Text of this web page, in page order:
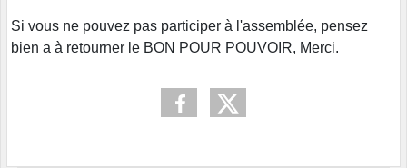
Si vous ne pouvez pas participer à l'assemblée, pensez
bien a à retourner le BON POUR POUVOIR, Merci.